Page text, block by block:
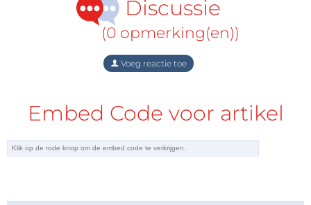
Discussie
(0 opmerking(en))
Voeg reactie toe
Embed Code voor artikel